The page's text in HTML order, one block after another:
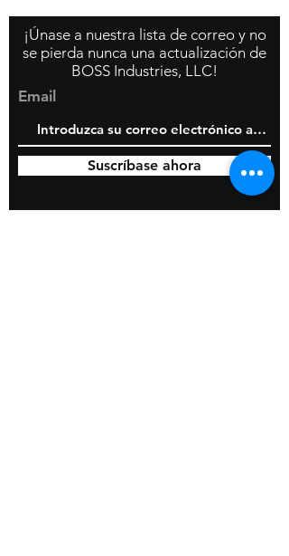
¡Únase a nuestra lista de correo y no
se pierda nunca una actualización de
BOSS Industries, LLC!
Email
Suscríbase ahora